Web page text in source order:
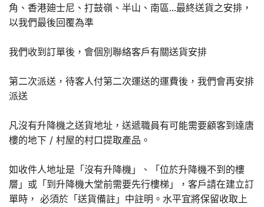
角、香港廸士尼、打鼓嶺、半山、南區...最終送貨之安排，
以我們最後回覆為準
我們收到訂單後，會個別聯絡客戶有關送貨安排
第二次派送，待客人付第二次運送的運費後，我們會再安排
派送
凡沒有升降機之送貨地址，送遞職員有可能需要顧客到達唐
樓的地下 / 村屋的村口提取產品。
如收件人地址是「沒有升降機」、「位於升降機不到的樓
層」或「到升降機大堂前需要先行樓梯」，客戶請在建立訂
單時， 必須於「送貨備註」中註明。水平宜將保留收取上